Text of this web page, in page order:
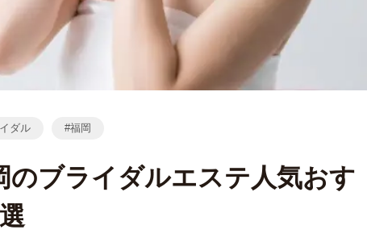
ダル 福岡
のブライダルエステ人気おす